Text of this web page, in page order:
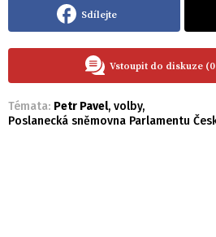
Sdílejte
Vstoupit do diskuze (0
Témata: Petr Pavel, volby,
Poslanecká sněmovna Parlamentu